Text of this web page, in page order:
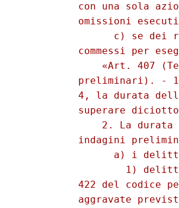
con una sola
omissioni
c) se dei
commessi per
«Art. 407
preliminari). -
4, la durata
superare
2. La durata
indagini
a) i
1)
422 del codice
aggravate